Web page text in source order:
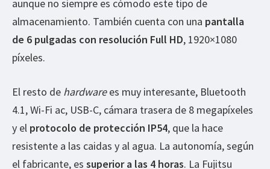
aunque no siempre es cómodo este tipo de
almacenamiento. También cuenta con una pantalla
de 6 pulgadas con resolución Full HD, 1920×1080
píxeles.
El resto de hardwarees muy interesante, Bluetooth
4.1, Wi-Fi ac, USB-C, cámara trasera de 8 megapíxeles
y el protocolo de protección IP54, que la hace
resistente a las caidas y al agua. La autonomía, según
el fabricante, es superior a las 4 horas. La Fujitsu